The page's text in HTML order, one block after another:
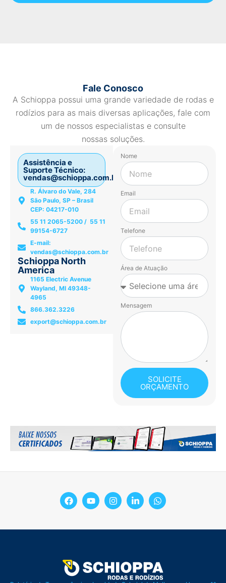
Fale Conosco
A Schioppa possui uma grande variedade de rodas e
rodízios para as mais diversas aplicações, fale com
um de nossos especialistas e consulte
nossas soluções.
Assistência e
Suporte Técnico:
vendas@schioppa.com.br
R. Álvaro do Vale, 284
São Paulo, SP – Brasil
CEP: 04217-010
55 11 2065-5200 / 55 11
99154-6727
E-mail:
vendas@schioppa.com.br
Schioppa North
America
1165 Electric Avenue
Wayland, MI 49348-
4965
866.362.3226
export@schioppa.com.br
Nome
Email
Telefone
Área de Atuação
Mensagem
SOLICITE
ORÇAMENTO